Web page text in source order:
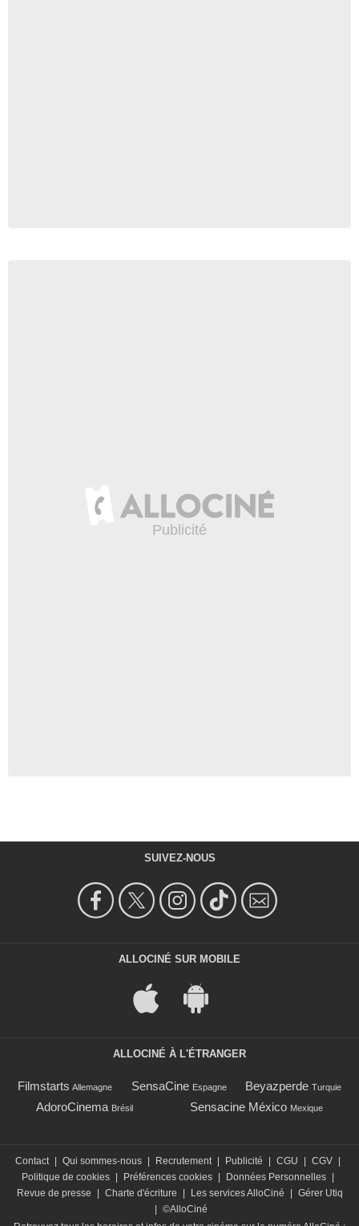
SUIVEZ-NOUS
ALLOCINÉ SUR MOBILE
ALLOCINÉ À L'ÉTRANGER
Filmstarts Allemagne SensaCine Espagne Beyazperde Turquie
AdoroCinema Brésil Sensacine México Mexique
Contact Qui sommes-nous Recrutement Publicité CGU CGV
Politique de cookies
Préférences cookies Données Personnelles
Revue de presse
Charte d'écriture Les services AlloCiné
Gérer Utiq
©AlloCiné